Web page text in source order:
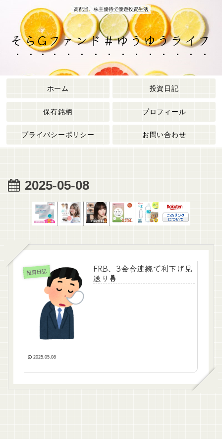
高配当、株主優待で優遊投資生活
そらGファンド＃ゆうゆうライフ
ホーム 投資日記
保有銘柄 プロフィール
プライバシーポリシー お問い合わせ
2025-05-08
投資日記
FRB、3会合連続で利下げ見
送り🤞
2025.05.08